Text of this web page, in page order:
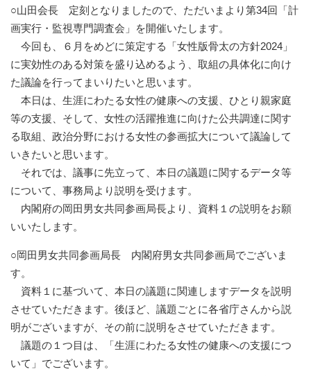
○山田会長 定刻となりましたので、ただいまより第34回「計
画実行・監視専門調査会」を開催いたします。
今回も、６月をめどに策定する「女性版骨太の方針2024」
に実効性のある対策を盛り込めるよう、取組の具体化に向け
た議論を行ってまいりたいと思います。
本日は、生涯にわたる女性の健康への支援、ひとり親家庭
等の支援、そして、女性の活躍推進に向けた公共調達に関す
る取組、政治分野における女性の参画拡大について議論して
いきたいと思います。
それでは、議事に先立って、本日の議題に関するデータ等
について、事務局より説明を受けます。
内閣府の岡田男女共同参画局長より、資料１の説明をお願
いいたします。
○岡田男女共同参画局長 内閣府男女共同参画局でございま
す。
資料１に基づいて、本日の議題に関連しますデータを説明
させていただきます。後ほど、議題ごとに各省庁さんから説
明がございますが、その前に説明をさせていただきます。
議題の１つ目は、「生涯にわたる女性の健康への支援につ
いて」でございます。